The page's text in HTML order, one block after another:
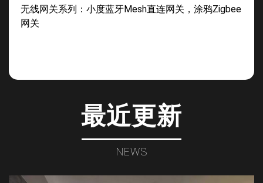
无线网关系列：小度蓝牙Mesh直连网关，涂鸦Zigbee
网关
最近更新
NEWS